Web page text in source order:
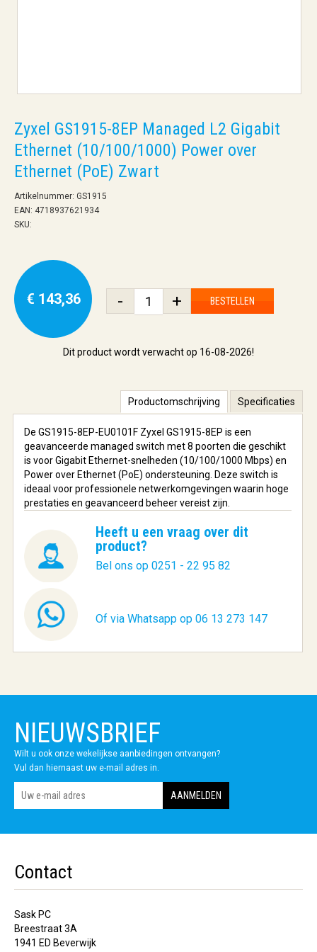
Zyxel GS1915-8EP Managed L2 Gigabit
Ethernet (10/100/1000) Power over
Ethernet (PoE) Zwart
Artikelnummer: GS1915
EAN: 4718937621934
SKU:
€ 143,36 - + BESTELLEN
Dit product wordt verwacht op 16-08-2026!
Productomschrijving Specificaties
De GS1915-8EP-EU0101F Zyxel GS1915-8EP is een
geavanceerde managed switch met 8 poorten die geschikt
is voor Gigabit Ethernet-snelheden (10/100/1000 Mbps) en
Power over Ethernet (PoE) ondersteuning. Deze switch is
ideaal voor professionele netwerkomgevingen waarin hoge
prestaties en geavanceerd beheer vereist zijn.
Heeft u een vraag over dit
product?
Bel ons op 0251 - 22 95 82
Of via Whatsapp op 06 13 273 147
NIEUWSBRIEF
Wilt u ook onze wekelijkse aanbiedingen ontvangen?
Vul dan hiernaast uw e-mail adres in.
Contact
Sask PC
Breestraat 3A
1941 ED Beverwijk